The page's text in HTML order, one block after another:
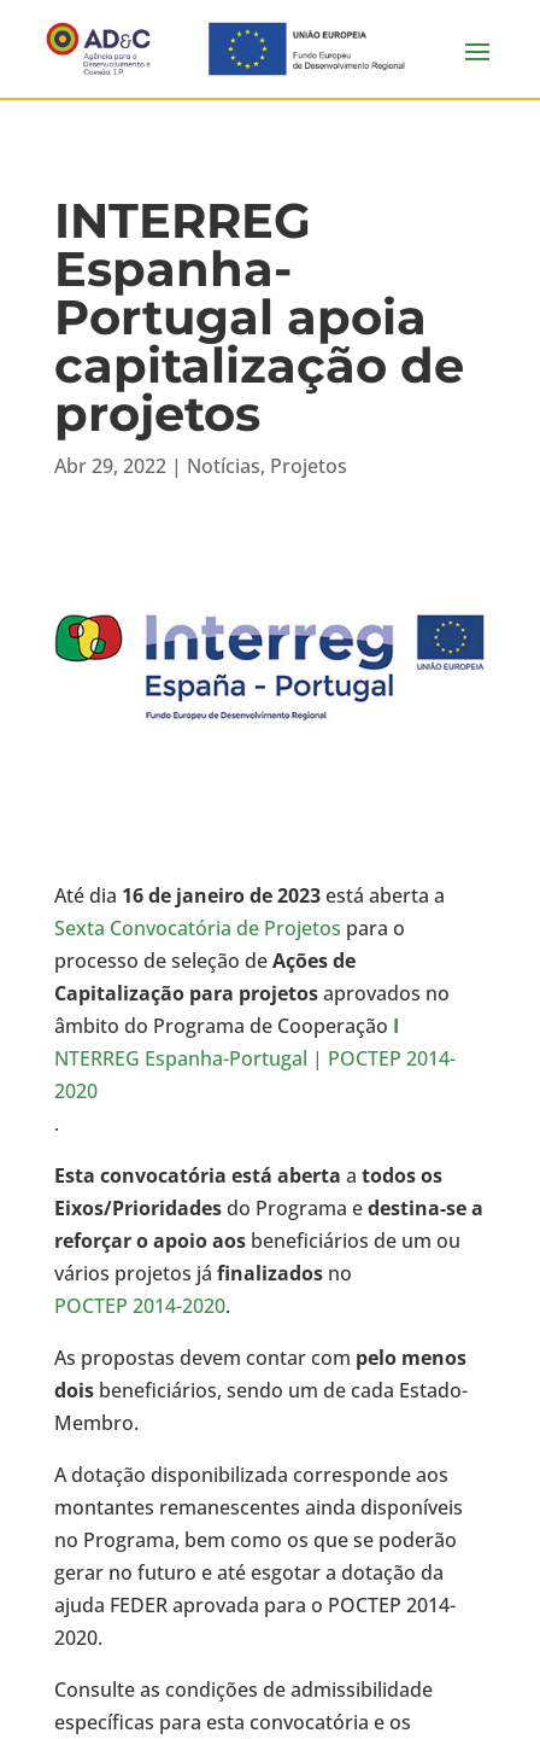
INTERREG
Espanha-
Portugal apoia
capitalização de
projetos
Abr 29, 2022| Notícias, Projetos
Até dia 16 de janeiro de 2023está aberta a
Sexta Convocatória de Projetos para o
processo de seleção deAções de
Capitalização para projetosaprovados no
âmbito do Programa de Cooperação I
NTERREG Espanha-Portugal | POCTEP 2014-
2020
.
Esta convocatória está aberta a todos os
Eixos/Prioridadesdo Programa edestina-se a
reforçar o apoio aos beneficiários de um ou
vários projetos já finalizados no
POCTEP 2014-2020.
As propostas devem contar com pelo menos
dois beneficiários, sendo um de cada Estado-
Membro.
A dotação disponibilizada corresponde aos
montantes remanescentes ainda disponíveis
no Programa, bem como os que se poderão
gerar no futuro e até esgotar a dotação da
ajuda FEDER aprovada para o POCTEP 2014-
2020.
Consulte as condições de admissibilidade
específicas para esta convocatória e os